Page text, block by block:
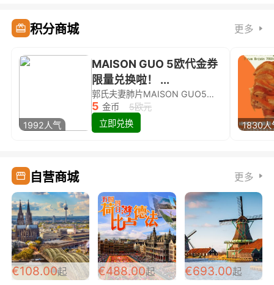
积分商城 更多
1992人气
MAISON GUO 5欧代金券
限量兑换啦！ ...
郭氏夫妻肺片MAISON GUO5欧代金券限量兑换啦！
5 金币
5欧元
立即兑换
1830人
自营商城 更多
€108.00起 €488.00起 €693.00起